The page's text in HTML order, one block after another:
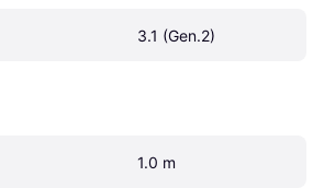
3.1 (Gen.2)
1.0 m